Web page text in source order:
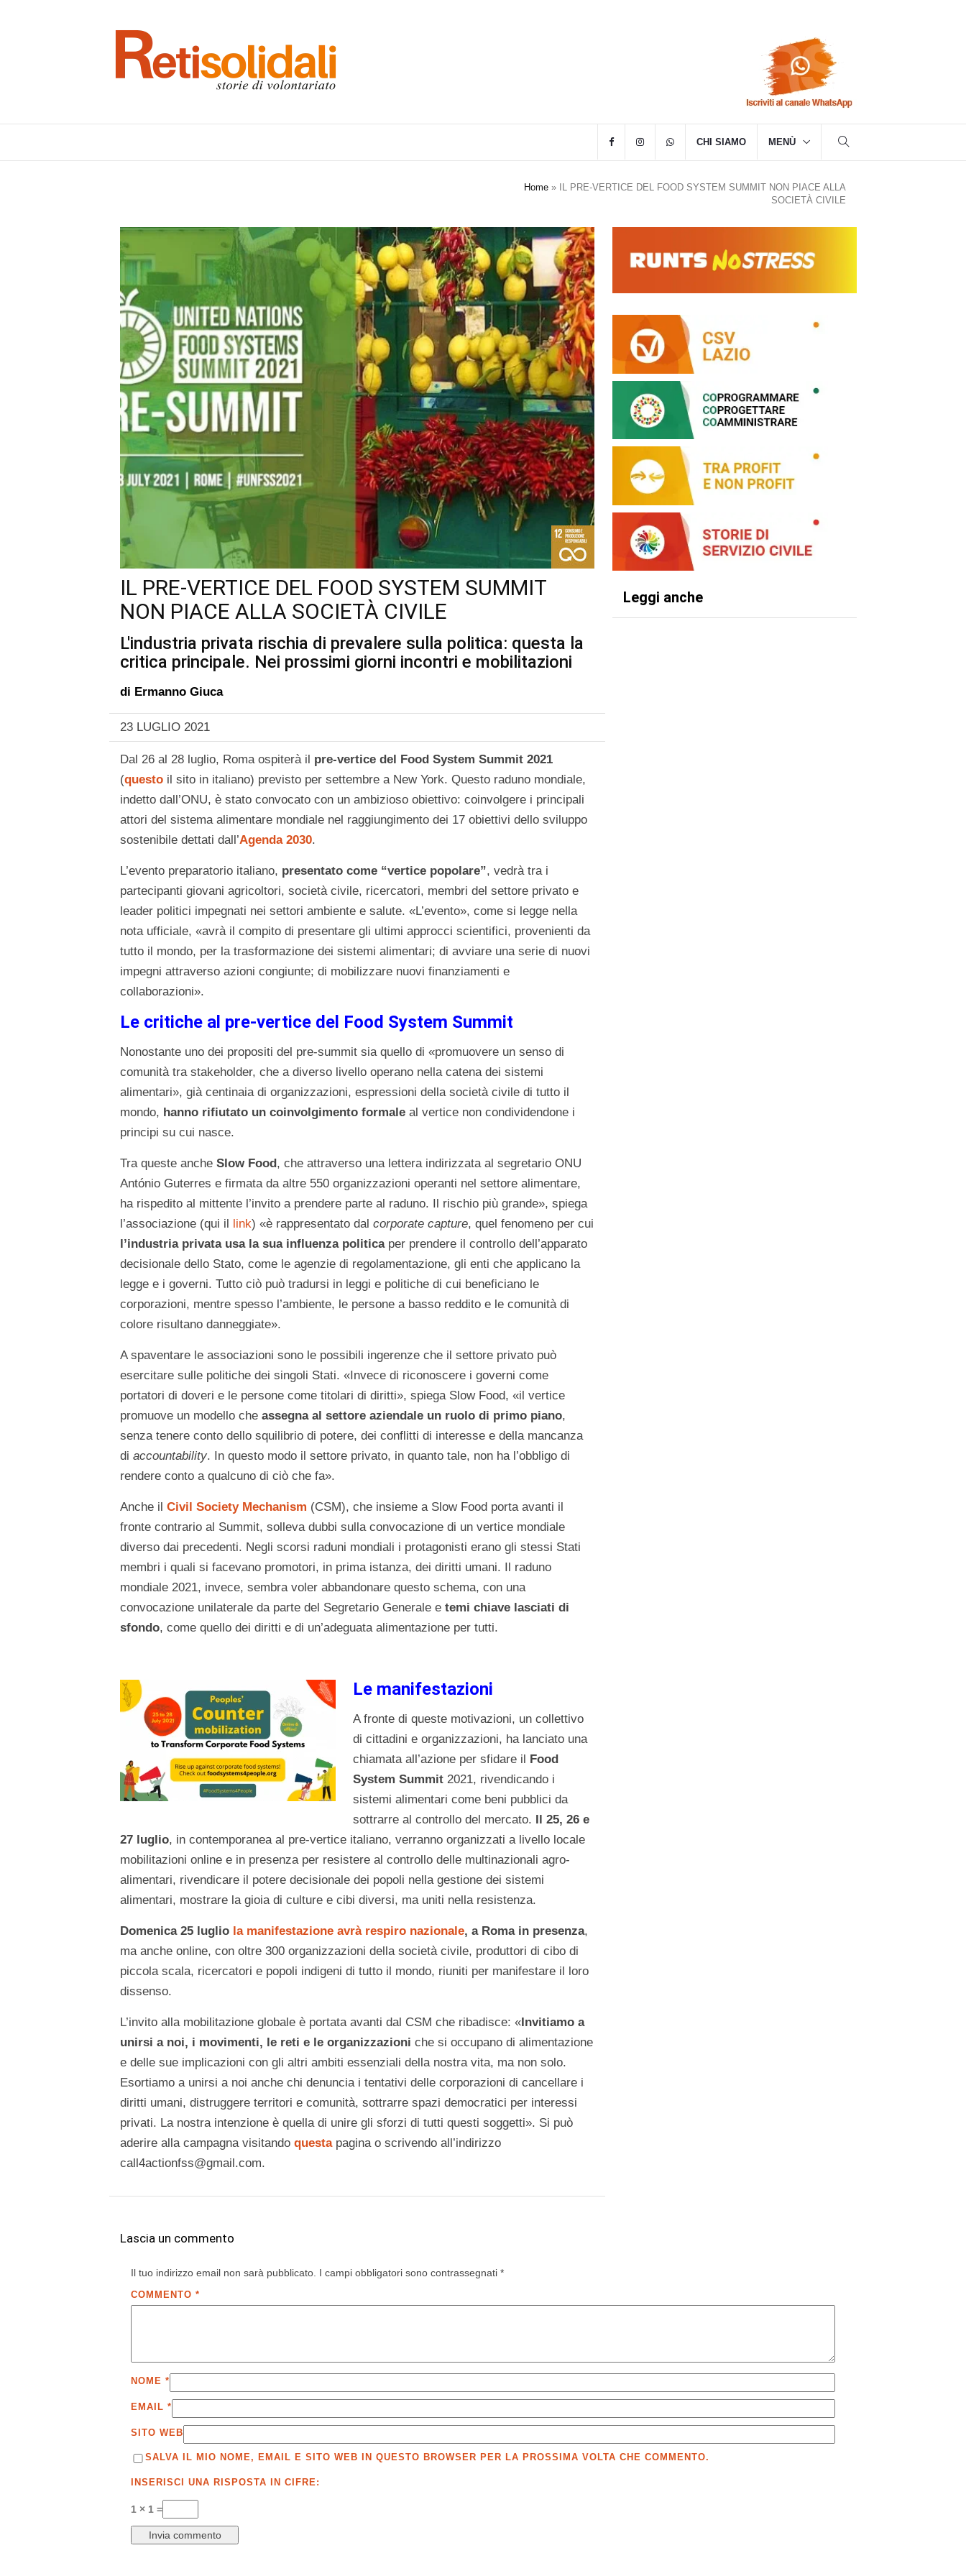
CHI SIAMO MENÙ
Home »
IL PRE-VERTICE DEL FOOD SYSTEM SUMMIT NON PIACE ALLA
SOCIETÀ CIVILE
IL PRE-VERTICE DEL FOOD SYSTEM SUMMIT
NON PIACE ALLA SOCIETÀ CIVILE
L'industria privata rischia di prevalere sulla politica: questa la
critica principale. Nei prossimi giorni incontri e mobilitazioni
di Ermanno Giuca
23 LUGLIO 2021
Dal 26 al 28 luglio, Roma ospiterà il pre-vertice del Food System Summit 2021
(questo il sito in italiano) previsto per settembre a New York. Questo raduno mondiale,
indetto dall’ONU, è stato convocato con un ambizioso obiettivo: coinvolgere i principali
attori del sistema alimentare mondiale nel raggiungimento dei 17 obiettivi dello sviluppo
sostenibile dettati dall’Agenda 2030.
L’evento preparatorio italiano, presentato come “vertice popolare”, vedrà tra i
partecipanti giovani agricoltori, società civile, ricercatori, membri del settore privato e
leader politici impegnati nei settori ambiente e salute. «L’evento», come si legge nella
nota ufficiale, «avrà il compito di presentare gli ultimi approcci scientifici, provenienti da
tutto il mondo, per la trasformazione dei sistemi alimentari; di avviare una serie di nuovi
impegni attraverso azioni congiunte; di mobilizzare nuovi finanziamenti e
collaborazioni».
Le critiche al pre-vertice del Food System Summit
Nonostante uno dei propositi del pre-summit sia quello di «promuovere un senso di
comunità tra stakeholder, che a diverso livello operano nella catena dei sistemi
alimentari», già centinaia di organizzazioni, espressioni della società civile di tutto il
mondo, hanno rifiutato un coinvolgimento formale al vertice non condividendone i
principi su cui nasce.
Tra queste anche Slow Food, che attraverso una lettera indirizzata al segretario ONU
António Guterres e firmata da altre 550 organizzazioni operanti nel settore alimentare,
ha rispedito al mittente l’invito a prendere parte al raduno. Il rischio più grande», spiega
l’associazione (qui il link) «è rappresentato dal corporate capture, quel fenomeno per cui
l’industria privata usa la sua influenza politicaper prendere il controllo dell’apparato
decisionale dello Stato, come le agenzie di regolamentazione, gli enti che applicano la
legge e i governi. Tutto ciò può tradursi in leggi e politiche di cui beneficiano le
corporazioni, mentre spesso l’ambiente, le persone a basso reddito e le comunità di
colore risultano danneggiate».
A spaventare le associazioni sono le possibili ingerenze che il settore privato può
esercitare sulle politiche dei singoli Stati. «Invece di riconoscere i governi come
portatori di doveri e le persone come titolari di diritti», spiega Slow Food, «il vertice
promuove un modello che assegna al settore aziendale un ruolo di primo piano,
senza tenere conto dello squilibrio di potere, dei conflitti di interesse e della mancanza
di accountability. In questo modo il settore privato, in quanto tale, non ha l’obbligo di
rendere conto a qualcuno di ciò che fa».
Anche il Civil Society Mechanism (CSM), che insieme a Slow Food porta avanti il
fronte contrario al Summit, solleva dubbi sulla convocazione di un vertice mondiale
diverso dai precedenti. Negli scorsi raduni mondiali i protagonisti erano gli stessi Stati
membri i quali si facevano promotori, in prima istanza, dei diritti umani. Il raduno
mondiale 2021, invece, sembra voler abbandonare questo schema, con una
convocazione unilaterale da parte del Segretario Generale e temi chiave lasciati di
sfondo, come quello dei diritti e di un’adeguata alimentazione per tutti.
Le manifestazioni
A fronte di queste motivazioni, un collettivo
di cittadini e organizzazioni, ha lanciato una
chiamata all’azione per sfidare il Food
System Summit 2021, rivendicando i
sistemi alimentari come beni pubblici da
sottrarre al controllo del mercato. Il 25, 26 e
27 luglio, in contemporanea al pre-vertice italiano, verranno organizzati a livello locale
mobilitazioni online e in presenza per resistere al controllo delle multinazionali agro-
alimentari, rivendicare il potere decisionale dei popoli nella gestione dei sistemi
alimentari, mostrare la gioia di culture e cibi diversi, ma uniti nella resistenza.
Domenica 25 luglio la manifestazione avrà respiro nazionale, a Roma in presenza,
ma anche online, con oltre 300 organizzazioni della società civile, produttori di cibo di
piccola scala, ricercatori e popoli indigeni di tutto il mondo, riuniti per manifestare il loro
dissenso.
L’invito alla mobilitazione globale è portata avanti dal CSM che ribadisce: «Invitiamo a
unirsi a noi, i movimenti, le reti e le organizzazioni che si occupano di alimentazione
e delle sue implicazioni con gli altri ambiti essenziali della nostra vita, ma non solo.
Esortiamo a unirsi a noi anche chi denuncia i tentativi delle corporazioni di cancellare i
diritti umani, distruggere territori e comunità, sottrarre spazi democratici per interessi
privati. La nostra intenzione è quella di unire gli sforzi di tutti questi soggetti». Si può
aderire alla campagna visitando questapagina o scrivendo all’indirizzo
call4actionfss@gmail.com.
Leggi anche
Lascia un commento
Il tuo indirizzo email non sarà pubblicato. I campi obbligatori sono contrassegnati *
COMMENTO *
NOME *
EMAIL *
SITO WEB
SALVA IL MIO NOME, EMAIL E SITO WEB IN QUESTO BROWSER PER LA PROSSIMA VOLTA CHE COMMENTO.
INSERISCI UNA RISPOSTA IN CIFRE:
1 × 1 =